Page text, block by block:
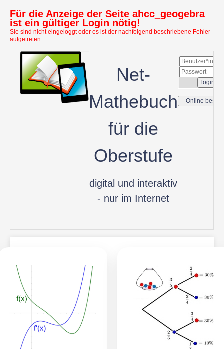
Für die Anzeige der Seite ahcc_geogebra
ist ein gültiger Login nötig!
Sie sind nicht eingeloggt oder es ist der nachfolgend beschriebene Fehler
aufgetreten.
Net-
Mathebuch
für die
Oberstufe
digital und interaktiv
- nur im Internet